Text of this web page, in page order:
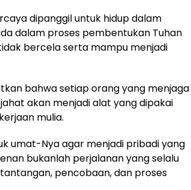
dipanggil untuk hidup dalam
dalam proses pembentukan Tuhan
bercela serta mampu menjadi
bahwa setiap orang yang menjaga
akan menjadi alat yang dipakai
mulia.
umat-Nya agar menjadi pribadi yang
bukanlah perjalanan yang selalu
pencobaan, dan proses